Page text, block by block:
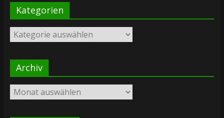
Kategorien
Kategorien
Archiv
Archiv